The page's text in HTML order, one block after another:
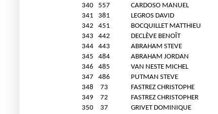
340
557
CARDOSO MANUEL
341
381
LEGROS DAVID
342
451
BOCQUILLET MATTHIEU
343
442
DECLÈVE BENOÎT
344
443
ABRAHAM STEVE
345
484
ABRAHAM JORDAN
346
485
VAN NESTE MICHEL
347
486
PUTMAN STEVE
348
73
FASTREZ CHRISTOPHE
349
72
FASTREZ CHRISTOPHER
350
37
GRIVET DOMINIQUE